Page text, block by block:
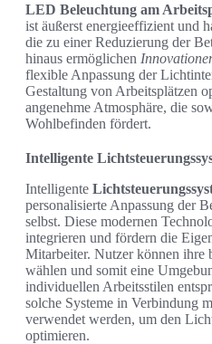
LED Beleuchtung am
ist äußerst energieeffizient und
die zu einer Reduzierung der
hinaus ermöglichen
flexible Anpassung der
Gestaltung von Arbeitsplätzen
angenehme Atmosphäre, die
Wohlbefinden fördert.
Intelligente
Intelligente
personalisierte Anpassung der
selbst. Diese modernen
integrieren und fördern die
Mitarbeiter. Nutzer können ihre
wählen und somit eine
individuellen Arbeitsstilen
solche Systeme in Verbindung
verwendet werden, um den
optimieren.